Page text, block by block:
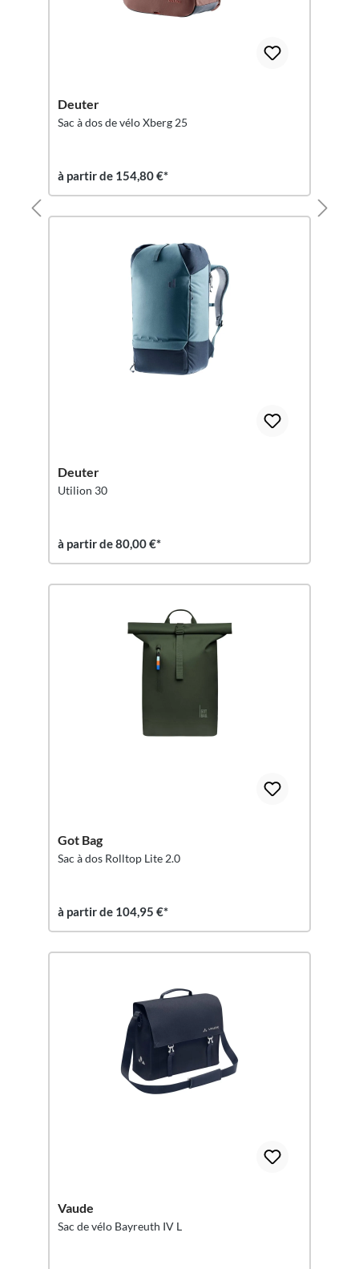
Deuter
Sac à dos de vélo Xberg 25
à partir de 154,80 €*
Deuter
Utilion 30
à partir de 80,00 €*
Got Bag
Sac à dos Rolltop Lite 2.0
à partir de 104,95 €*
Vaude
Sac de vélo Bayreuth IV L